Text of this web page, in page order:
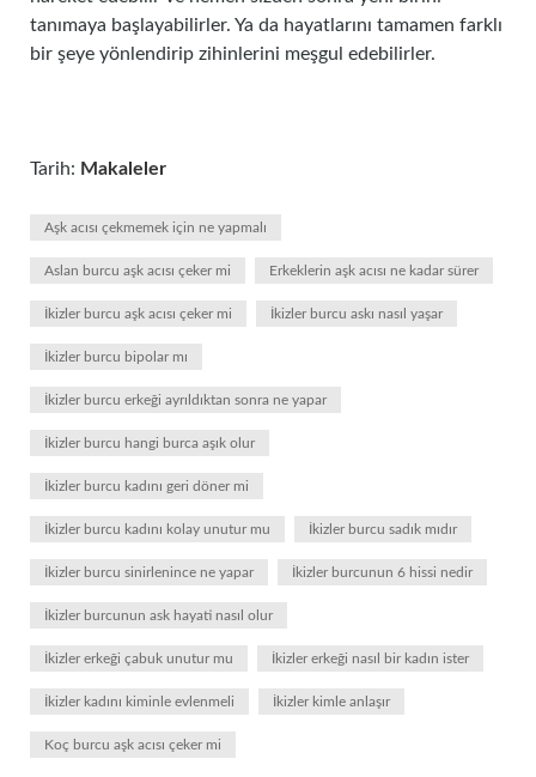
tanımaya başlayabilirler. Ya da hayatlarını tamamen farklı
bir şeye yönlendirip zihinlerini meşgul edebilirler.
Tarih: Makaleler
Aşk acısı çekmemek için ne yapmalı
Aslan burcu aşk acısı çeker mi Erkeklerin aşk acısı ne kadar sürer
İkizler burcu aşk acısı çeker mi İkizler burcu askı nasıl yaşar
İkizler burcu bipolar mı
İkizler burcu erkeği ayrıldıktan sonra ne yapar
İkizler burcu hangi burca aşık olur
İkizler burcu kadını geri döner mi
İkizler burcu kadını kolay unutur mu İkizler burcu sadık mıdır
İkizler burcu sinirlenince ne yapar İkizler burcunun 6 hissi nedir
İkizler burcunun ask hayati nasıl olur
İkizler erkeği çabuk unutur mu İkizler erkeği nasıl bir kadın ister
İkizler kadını kiminle evlenmeli İkizler kimle anlaşır
Koç burcu aşk acısı çeker mi